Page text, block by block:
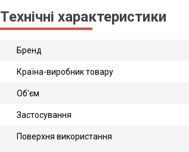
Технічні характеристики
Бренд
Країна-виробник товару
Об'єм
Застосування
Поверхня використання